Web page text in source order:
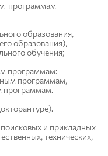
программам
образования,
образования),
обучения;
программам:
программам,
программам.
и прикладных
технических,